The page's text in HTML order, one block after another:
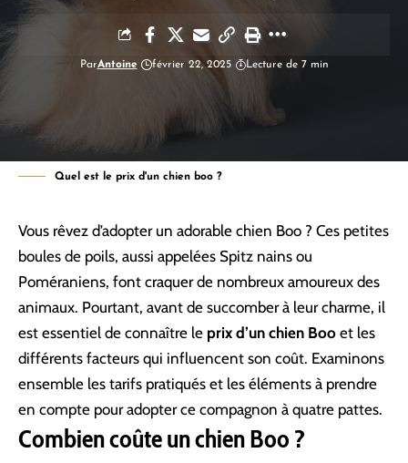
ParAntoine février 22, 2025 Lecture de 7 min
Quel est le prix d'un chien boo ?
Vous rêvez d’adopter un adorable chien Boo ? Ces petites
boules de poils, aussi appelées Spitz nains ou
Poméraniens, font craquer de nombreux amoureux des
animaux. Pourtant, avant de succomber à leur charme, il
est essentiel de connaître le prix d’un chien Boo et les
différents facteurs qui influencent son coût. Examinons
ensemble les tarifs pratiqués et les éléments à prendre
en compte pour adopter ce compagnon à quatre pattes.
Combien coûte un chien Boo ?